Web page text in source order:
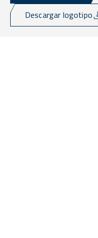
Descargar logotipo